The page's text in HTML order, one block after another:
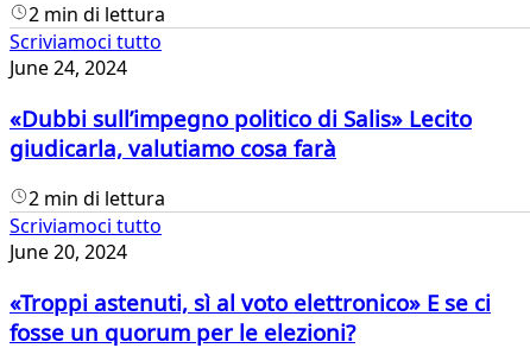
2 min di lettura
Scriviamoci tutto
June 24, 2024
«Dubbi sull’impegno politico di Salis» Lecito
giudicarla, valutiamo cosa farà
2 min di lettura
Scriviamoci tutto
June 20, 2024
«Troppi astenuti, sì al voto elettronico» E se ci
fosse un quorum per le elezioni?